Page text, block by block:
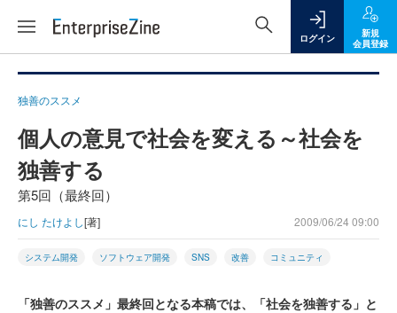
ログイン
新規
会員登録
独善のススメ
個人の意見で社会を変える～社会を
独善する
第5回（最終回）
にし たけよし[著] 2009/06/24 09:00
システム開発 ソフトウェア開発 SNS 改善 コミュニティ
「独善のススメ」最終回となる本稿では、「社会を独善する」と